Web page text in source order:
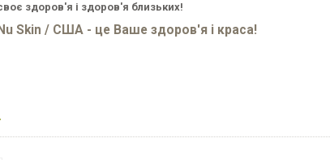
здоров'я і здоров'я близьких!
Skin / США - це Ваше здоров'я і краса!